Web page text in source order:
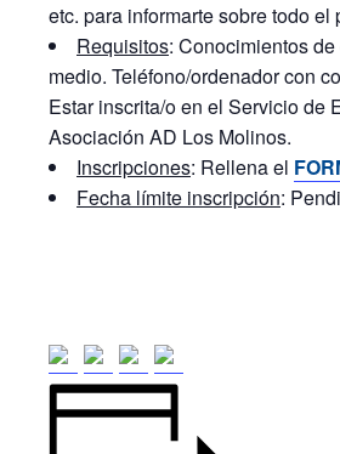
etc. para informarte sobre todo el
Requisitos: Conocimientos
medio. Teléfono/ordenador con
Estar inscrita/o en el Servicio de
Asociación AD Los Molinos.
Inscripciones: Rellena el
Fecha límite inscripción: